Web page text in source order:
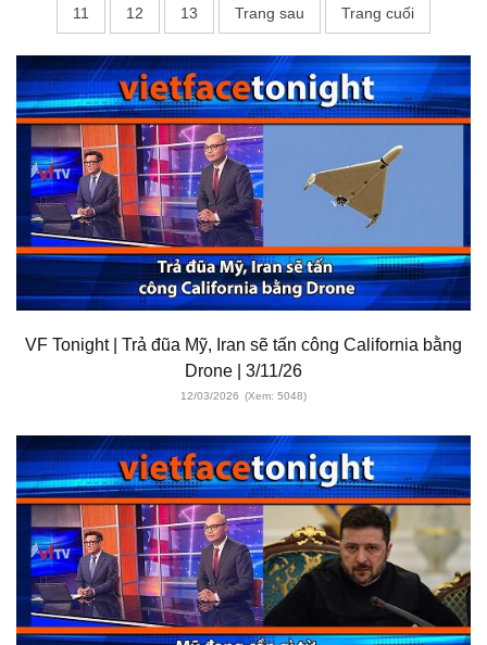
11 12 13 Trang sau Trang cuối
VF Tonight | Trả đũa Mỹ, Iran sẽ tấn công California bằng
Drone | 3/11/26
12/03/2026 (Xem: 5048)